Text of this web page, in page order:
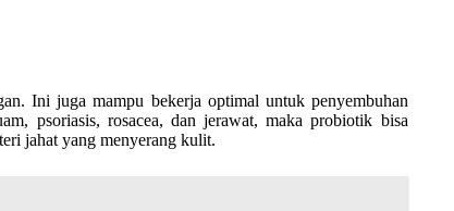
Ini juga mampu bekerja optimal untuk penyembuhan
psoriasis, rosacea, dan jerawat, maka probiotik bisa
jahat yang menyerang kulit.